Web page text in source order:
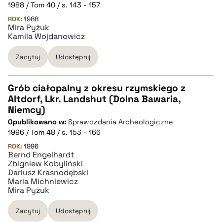
pobierz cytat
BIBTEX
pobierz cytat
1988 / Tom 40 / s. 143 - 157
ROK: 1988
Mira Pyżuk
Kamila Wojdanowicz
Zacytuj Udostępnij
CZYSTY TEKST
pobierz cytat
BIBTEX
pobierz cytat
Grób ciałopalny z okresu rzymskiego z
Altdorf, Lkr. Landshut (Dolna Bawaria,
Niemcy)
Opublikowano w: Sprawozdania Archeologiczne
1996 / Tom 48 / s. 153 - 166
ROK: 1996
Bernd Engelhardt
Zbigniew Kobyliński
Dariusz Krasnodębski
Maria Michniewicz
Mira Pyżuk
Zacytuj Udostępnij